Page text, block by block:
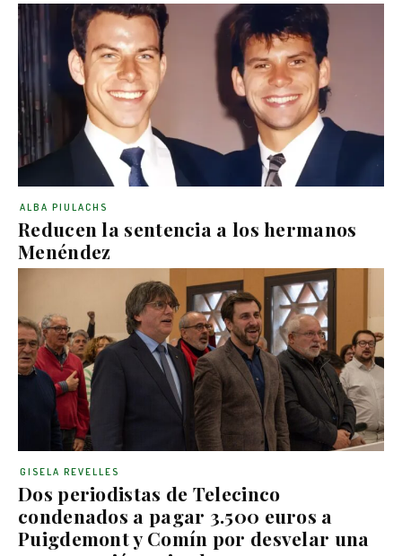
Reducen la sentencia a los hermanos
Menéndez
ALBA PIULACHS
Dos periodistas de Telecinco
condenados a pagar 3.500 euros a
Puigdemont y Comín por desvelar una
GISELA REVELLES